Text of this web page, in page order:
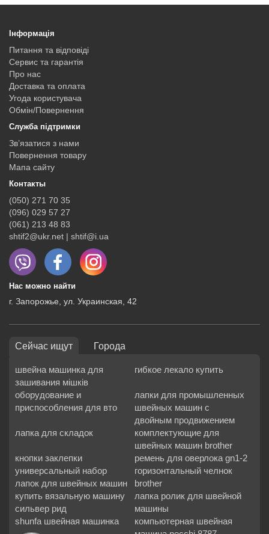
Інформація
Питання та відповіді
Сервис та гарантія
Про нас
Доставка та оплата
Угода користувача
Обмін/Повернення
Служба підтримки
Зв’язатися з нами
Повернення товару
Мапа сайту
Контакты
(050) 271 70 35
(096) 029 57 27
(061) 213 48 83
shtif2@ukr.net | shtif@i.ua
Нас можно найти
г. Запорожье, ул. Украинская, 42
Сейчас ищут Города
швейна машинка для
зашивания мішків
гибкое лекало купить
оборудование и
приспособления для вто
лапки для промышленных
швейных машин с
двойным продвижением
лапка для складок
комплектующие для
швейных машин brother
кнопки заклепки
ремень для оверлока gn1-2
универсальный набор
лапок для швейных машин
горизонтальный челнок
brother
купить вязальную машину
сильвер рид
лапка ролик для швейной
машины
shunfa швейная машинка
компьютерная швейная